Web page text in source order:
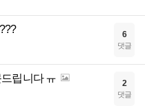
6
댓글
립니다 ㅠ 2
댓글